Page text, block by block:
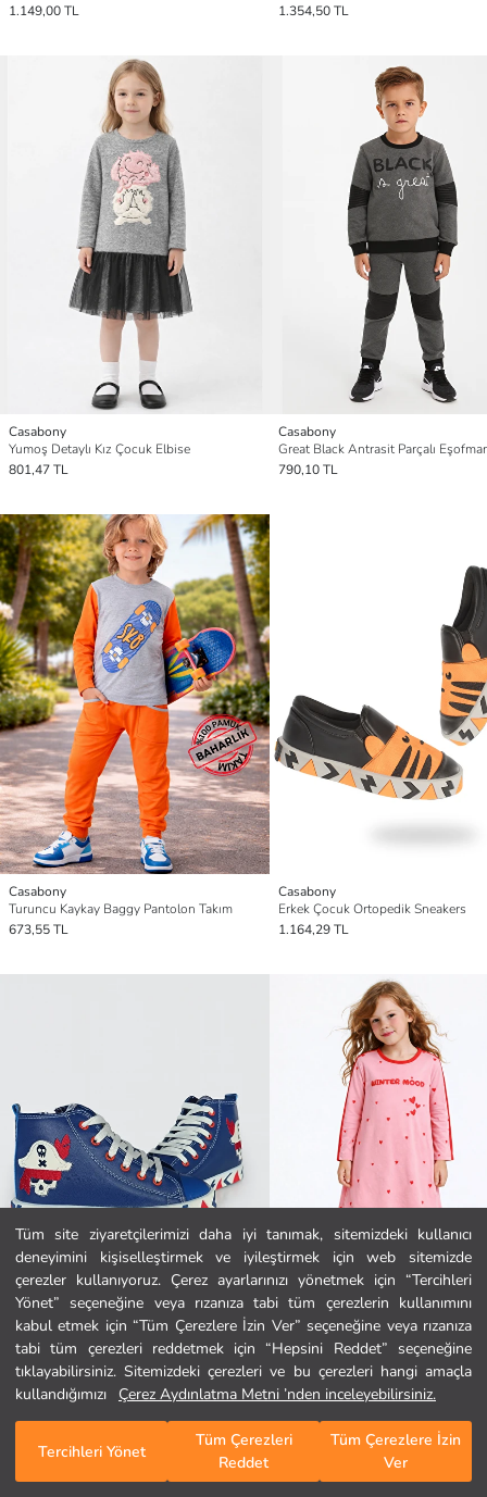
Tüm site ziyaretçilerimizi daha iyi tanımak, sitemizdeki kullanıcı
deneyimini kişiselleştirmek ve iyileştirmek için web sitemizde
çerezler kullanıyoruz. Çerez ayarlarınızı yönetmek için “Tercihleri
Yönet” seçeneğine veya rızanıza tabi tüm çerezlerin kullanımını
kabul etmek için “Tüm Çerezlere İzin Ver” seçeneğine veya rızanıza
tabi tüm çerezleri reddetmek için “Hepsini Reddet” seçeneğine
tıklayabilirsiniz. Sitemizdeki çerezleri ve bu çerezleri hangi amaçla
kullandığımızı
Çerez Aydınlatma Metni ’nden inceleyebilirsiniz.
Tercihleri Yönet
Tüm Çerezleri
Reddet
Tüm Çerezlere İzin
Ver
Ana Sayfa
Kategoriler
Sepetim
1.149,00 TL
1.354,50 TL
Casabony
Yumoş Detaylı Kız Çocuk Elbise
801,47 TL
Casabony
Great Black Antrasit Parçalı
790,10 TL
Casabony
Turuncu Kaykay Baggy Pantolon Takım
673,55 TL
Casabony
Erkek Çocuk Ortopedik Sneakers
1.164,29 TL
Casabony
Korsan Casa Erkek Çocuk Sneakers
1.364,45 TL
Casabony
Winter Mood Pembe Kalın Kız Elbise
673,55 TL
/